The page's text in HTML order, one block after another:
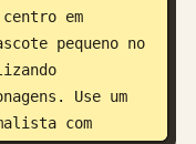
em
pequeno no
Use um
com